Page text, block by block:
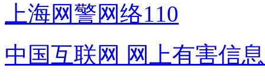
上海网警网络110
中国互联网 网上有害信